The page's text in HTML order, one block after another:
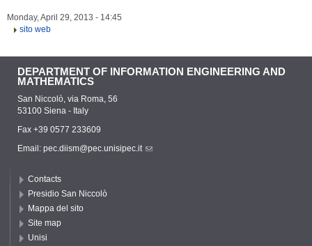
Monday, April 29, 2013 - 14:45
sito web
DEPARTMENT OF INFORMATION ENGINEERING AND
MATHEMATICS
San Niccolò, via Roma, 56
53100 Siena - Italy
Fax +39 0577 233609
Email: pec.diism@pec.unisipec.it
Contacts
Presidio San Niccolò
Mappa del sito
Site map
Unisi